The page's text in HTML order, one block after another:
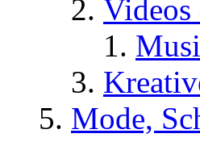
Mode,